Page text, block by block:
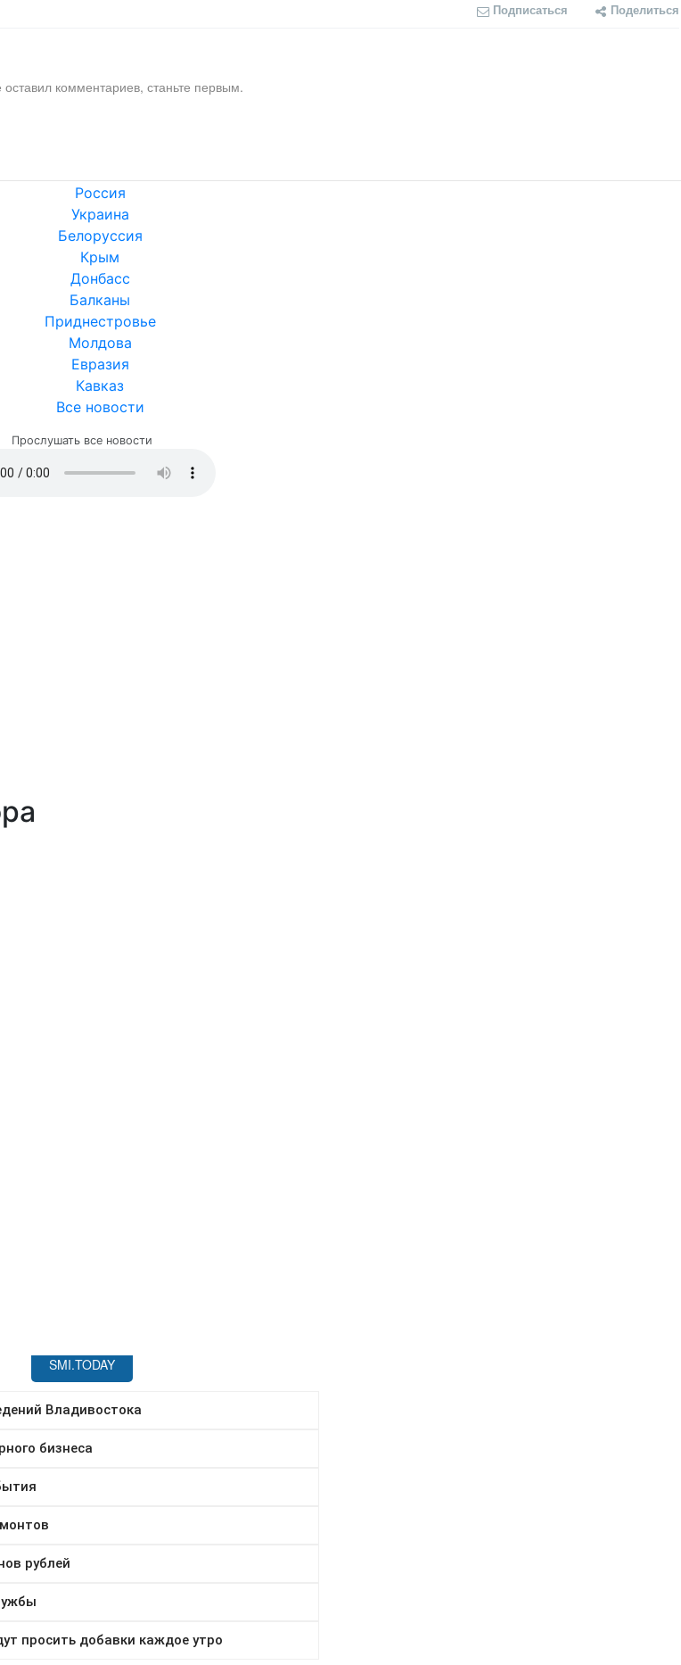
Подписаться Поделиться
комментариев, станьте первым.
Россия
Украина
Белоруссия
Крым
Донбасс
Балканы
Приднестровье
Молдова
Евразия
Кавказ
Все новости
Прослушать все новости